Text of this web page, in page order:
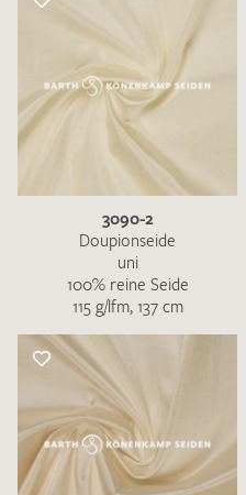
3090-2
Doupionseide
uni
100% reine Seide
115 g/lfm, 137 cm